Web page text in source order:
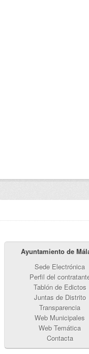
Ayuntamiento de
Sede Electrónica
Perfil del
Tablón de Edictos
Juntas de Distrito
Transparencia
Web Municipales
Web Temática
Contacta